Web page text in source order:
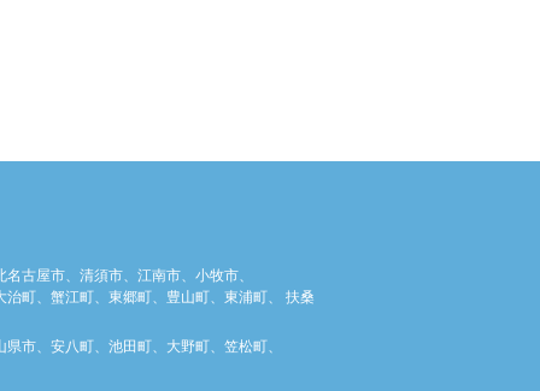
古屋市、清須市、江南市、小牧市、
町、蟹江町、東郷町、豊山町、東浦町、 扶桑
市、安八町、池田町、大野町、笠松町、